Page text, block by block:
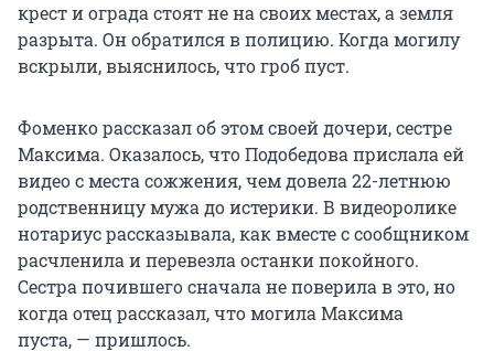
крест и ограда стоят не на своих местах, а земля
разрыта. Он обратился в полицию. Когда могилу
вскрыли, выяснилось, что гроб пуст.
Фоменко рассказал об этом своей дочери, сестре
Максима. Оказалось, что Подобедова прислала ей
видео с места сожжения, чем довела 22-летнюю
родственницу мужа до истерики. В видеоролике
нотариус рассказывала, как вместе с сообщником
расчленила и перевезла останки покойного.
Сестра почившего сначала не поверила в это, но
когда отец рассказал, что могила Максима
пуста, — пришлось.